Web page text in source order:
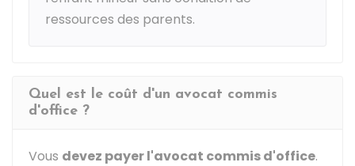
ressources des parents.
Quel est le coût d'un avocat commis
d'office ?
Vous devez payer l'avocat commis d'office.